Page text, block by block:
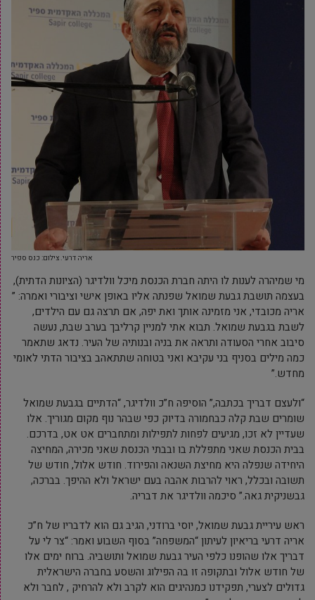
אריה דרעי. צילום: כנס ספיר
מי שמיהרה לענות לו היתה חברת הכנסת מיכל וולדיגר (הציונות הדתית),
בעצמה תושבת גבעת שמואל שפנתה אליו באופן אישי וציבורי ואמרה: ”
אריה מכובדי, אני מזמינה אותך ואת יפה, אם תרצה גם עם הילדים,
לשבת בגבעת שמואל. תבוא אתי למניין קרליבך בערב שבת, נעשה
סיבוב אחרי הסעודה ותראה את בניה ובנותיה של העיר. נדאג שתאמר
כמה מילים בסניף בני עקיבא ואני בטוחה שתתאהב בציבור הדתי לאומי
מחדש.”
“ולעצם דבריך בכתבה,” הוסיפה ח”כ וולדיגר, “הדתיים בגבעת שמואל
שומרים שבת קלה כבחמורה בדיוק כפי שבהר נוף מקום מגוריך. אלו
שעדיין לא זכו, מגיעים לפחות לתפילות ומתחברים אט אט, בדרכם.
בבית הכנסת שאני מתפללת בו ובבתי הכנסת שאני מכירה, המחיצה
היחידה שנפלה היא מחיצת השנאה והפירוד. חודש אלול, חודש של
תשובה ובכלל, ראוי להרבות אהבה בעם ישראל ולא ההיפך. בברכה,
גבשניקית גאה.” סיכמה וולדיגר את דבריה.
ראש עיריית גבעת שמואל, יוסי ברודני, הגיב גם הוא לדבריו של ח”כ
אריה דרעי בריאיון לעיתון “המשפחה” בסוף השבוע ואמר: “צר לי על
דבריך אלו שהופנו כלפי העיר גבעת שמואל ותושביה. ברוח ימים אלו
של חודש אלול ובתקופה זו בה הפילוג והשסע בחברה הישראלית
גדולים לצערי, תפקידנו כמנהיגים הוא לקרב ולא להרחיק , לחבר ולא